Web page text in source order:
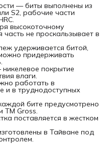
— биты выполнены из
S2, рабочие части
высокоточному
не проскальзывает в
удерживается битой,
придерживать
покрытие
влаги.
работать в
и в труднодоступных
бите предусмотрено
ТМ Gross.
поставляется в жестком
в Тайване под